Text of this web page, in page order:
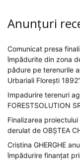
Anunțuri
Comunicat presa
împădurite din zona
pădure pe terenurile
Urbariali Florești 1892”
Impadurire terenuri
FORESTSOLUTION
Finalizarea
derulat de OBȘTEA
Cristina GHERGHE
împădurire finanțat